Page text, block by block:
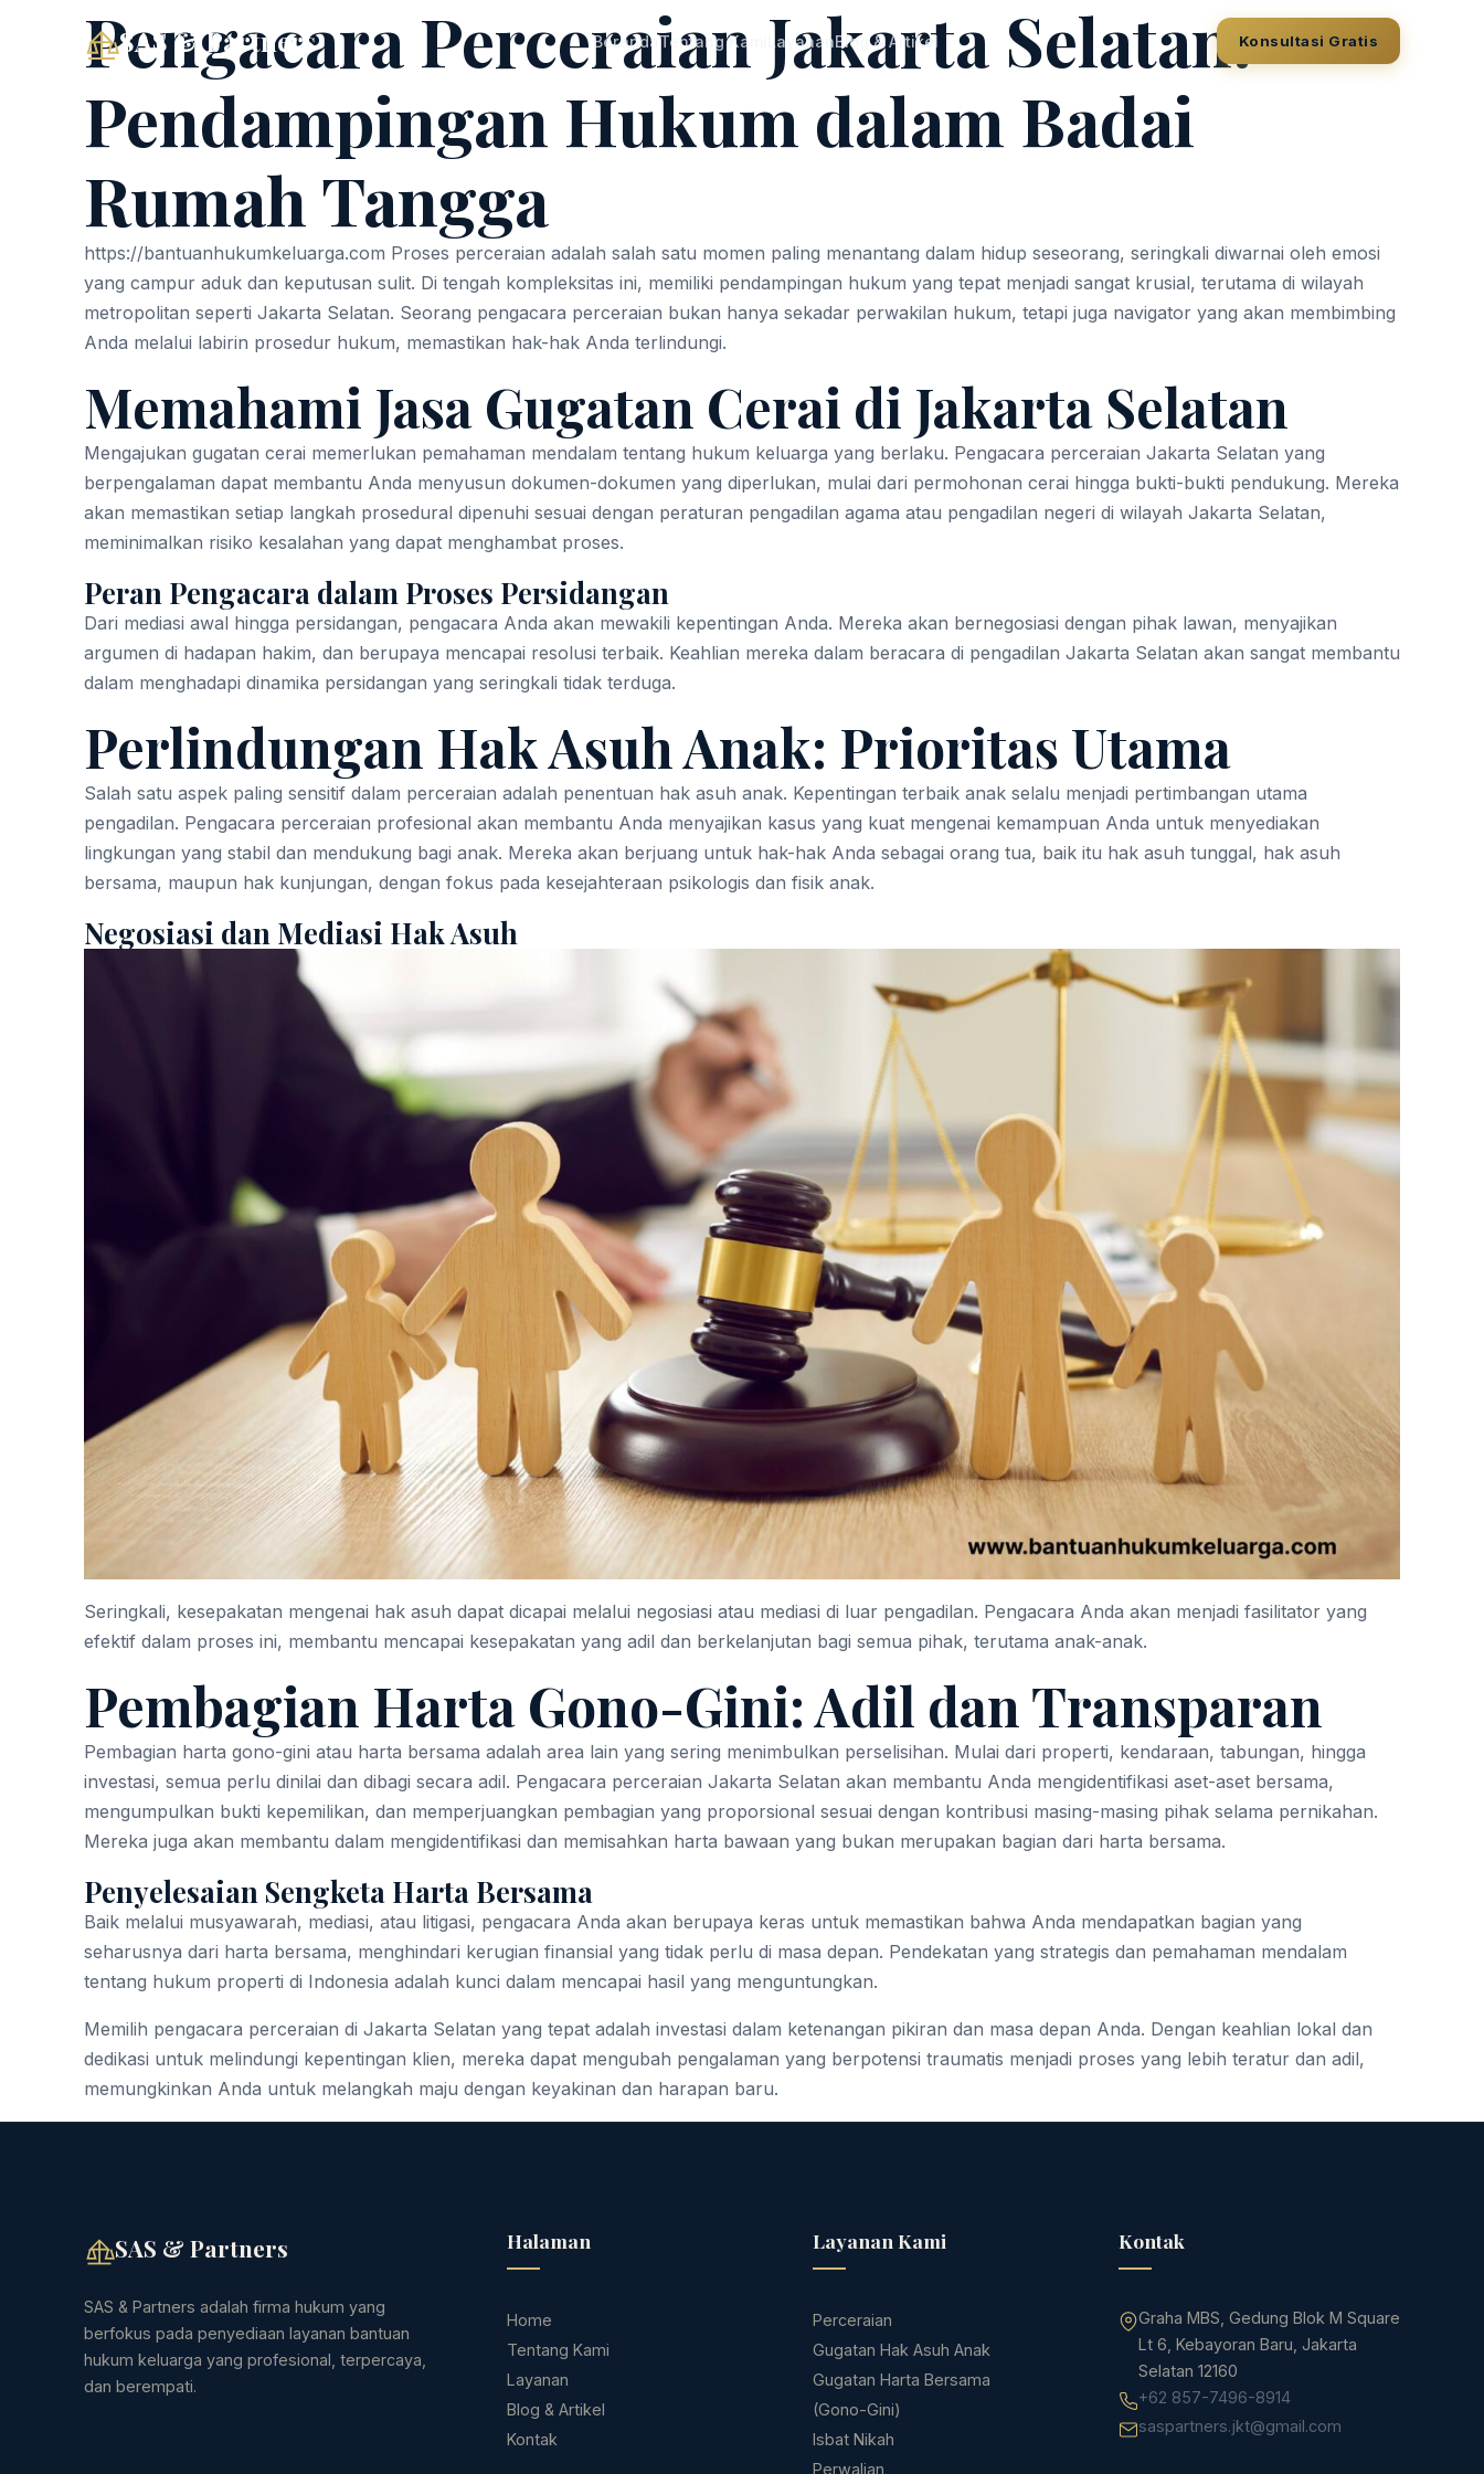
SAS & Partners BerandaTentang Kami LayananBlog & Artikel Konsultasi Gratis
Pengacara Perceraian Jakarta Selatan:
Pendampingan Hukum dalam Badai
Rumah Tangga
https://bantuanhukumkeluarga.com Proses perceraian adalah salah satu momen paling menantang dalam hidup seseorang, seringkali diwarnai oleh emosi
yang campur aduk dan keputusan sulit. Di tengah kompleksitas ini, memiliki pendampingan hukum yang tepat menjadi sangat krusial, terutama di wilayah
metropolitan seperti Jakarta Selatan. Seorang pengacara perceraian bukan hanya sekadar perwakilan hukum, tetapi juga navigator yang akan membimbing
Anda melalui labirin prosedur hukum, memastikan hak-hak Anda terlindungi.
Memahami Jasa Gugatan Cerai di Jakarta Selatan
Mengajukan gugatan cerai memerlukan pemahaman mendalam tentang hukum keluarga yang berlaku. Pengacara perceraian Jakarta Selatan yang
berpengalaman dapat membantu Anda menyusun dokumen-dokumen yang diperlukan, mulai dari permohonan cerai hingga bukti-bukti pendukung. Mereka
akan memastikan setiap langkah prosedural dipenuhi sesuai dengan peraturan pengadilan agama atau pengadilan negeri di wilayah Jakarta Selatan,
meminimalkan risiko kesalahan yang dapat menghambat proses.
Peran Pengacara dalam Proses Persidangan
Dari mediasi awal hingga persidangan, pengacara Anda akan mewakili kepentingan Anda. Mereka akan bernegosiasi dengan pihak lawan, menyajikan
argumen di hadapan hakim, dan berupaya mencapai resolusi terbaik. Keahlian mereka dalam beracara di pengadilan Jakarta Selatan akan sangat membantu
dalam menghadapi dinamika persidangan yang seringkali tidak terduga.
Perlindungan Hak Asuh Anak: Prioritas Utama
Salah satu aspek paling sensitif dalam perceraian adalah penentuan hak asuh anak. Kepentingan terbaik anak selalu menjadi pertimbangan utama
pengadilan. Pengacara perceraian profesional akan membantu Anda menyajikan kasus yang kuat mengenai kemampuan Anda untuk menyediakan
lingkungan yang stabil dan mendukung bagi anak. Mereka akan berjuang untuk hak-hak Anda sebagai orang tua, baik itu hak asuh tunggal, hak asuh
bersama, maupun hak kunjungan, dengan fokus pada kesejahteraan psikologis dan fisik anak.
Negosiasi dan Mediasi Hak Asuh
Seringkali, kesepakatan mengenai hak asuh dapat dicapai melalui negosiasi atau mediasi di luar pengadilan. Pengacara Anda akan menjadi fasilitator yang
efektif dalam proses ini, membantu mencapai kesepakatan yang adil dan berkelanjutan bagi semua pihak, terutama anak-anak.
Pembagian Harta Gono-Gini: Adil dan Transparan
Pembagian harta gono-gini atau harta bersama adalah area lain yang sering menimbulkan perselisihan. Mulai dari properti, kendaraan, tabungan, hingga
investasi, semua perlu dinilai dan dibagi secara adil. Pengacara perceraian Jakarta Selatan akan membantu Anda mengidentifikasi aset-aset bersama,
mengumpulkan bukti kepemilikan, dan memperjuangkan pembagian yang proporsional sesuai dengan kontribusi masing-masing pihak selama pernikahan.
Mereka juga akan membantu dalam mengidentifikasi dan memisahkan harta bawaan yang bukan merupakan bagian dari harta bersama.
Penyelesaian Sengketa Harta Bersama
Baik melalui musyawarah, mediasi, atau litigasi, pengacara Anda akan berupaya keras untuk memastikan bahwa Anda mendapatkan bagian yang
seharusnya dari harta bersama, menghindari kerugian finansial yang tidak perlu di masa depan. Pendekatan yang strategis dan pemahaman mendalam
tentang hukum properti di Indonesia adalah kunci dalam mencapai hasil yang menguntungkan.
Memilih pengacara perceraian di Jakarta Selatan yang tepat adalah investasi dalam ketenangan pikiran dan masa depan Anda. Dengan keahlian lokal dan
dedikasi untuk melindungi kepentingan klien, mereka dapat mengubah pengalaman yang berpotensi traumatis menjadi proses yang lebih teratur dan adil,
memungkinkan Anda untuk melangkah maju dengan keyakinan dan harapan baru.
SAS & Partners
SAS & Partners adalah firma hukum yang
berfokus pada penyediaan layanan bantuan
hukum keluarga yang profesional, terpercaya,
dan berempati.
Halaman
Home
Tentang Kami
Layanan
Blog & Artikel
Kontak
Layanan Kami
Perceraian
Gugatan Hak Asuh Anak
Gugatan Harta Bersama
(Gono-Gini)
Isbat Nikah
Perwalian
Kontak
Graha MBS, Gedung Blok M Square
Lt 6, Kebayoran Baru, Jakarta
Selatan 12160
+62 857-7496-8914
saspartners.jkt@gmail.com